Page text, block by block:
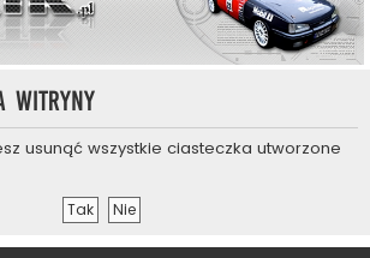
k
k
a
witryny
usunąć wszystkie ciasteczka utworzone